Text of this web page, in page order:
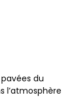
du
l’atmosphère